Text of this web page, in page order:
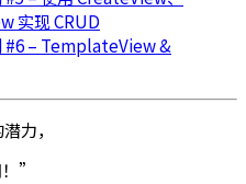
实现 CRUD
#6 – TemplateView &
力，
”